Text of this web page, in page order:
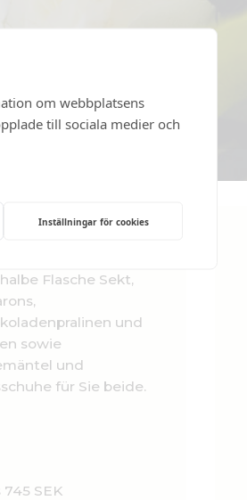
om webbplatsens
till sociala medier och
Inställningar för cookies
Flasche Sekt,
und
sowie
und
für Sie beide.
745 SEK